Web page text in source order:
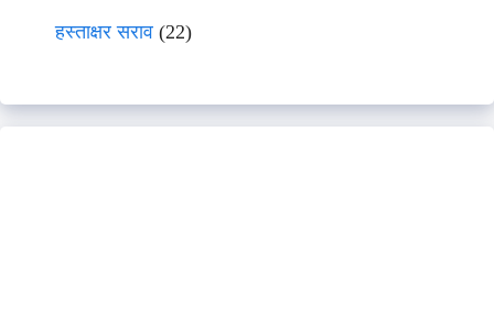
हस्ताक्षर सराव (22)